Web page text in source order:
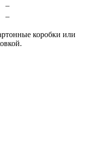
–
–
коробки или